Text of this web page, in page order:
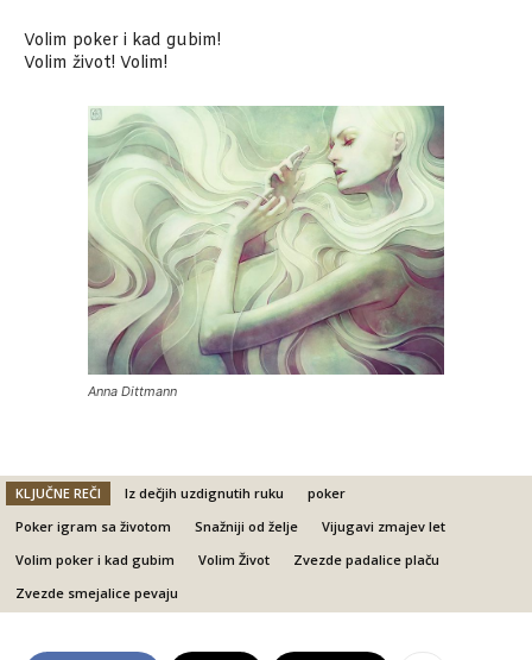
Volim poker i kad gubim!
Volim život! Volim!
Anna Dittmann
KLJUČNE REČI Iz dečjih uzdignutih ruku
poker
Poker igram sa životom
Snažniji od želje
Vijugavi zmajev let
Volim poker i kad gubim
Volim Život
Zvezde padalice plaču
Zvezde smejalice pevaju